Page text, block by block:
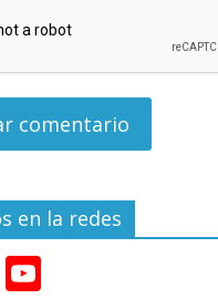
en la redes
Y